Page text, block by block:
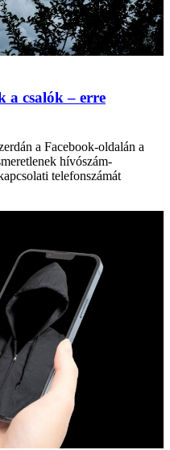
a csalók – erre
a Facebook-oldalán a
hívószám-
telefonszámát